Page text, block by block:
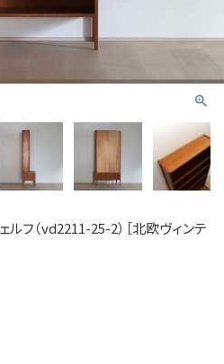
ルフ（vd2211-25-2）［北欧ヴィンテ